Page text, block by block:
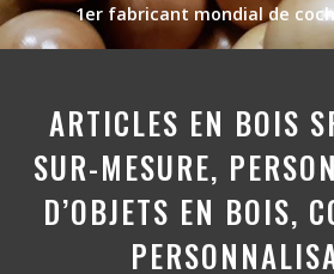
1er fabricant mondial de
ARTICLES EN BOIS
SUR-MESURE,
D’OBJETS EN BOIS,